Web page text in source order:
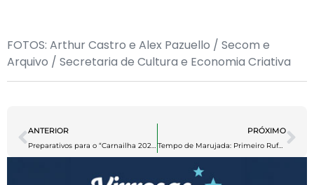
FOTOS: Arthur Castro e Alex Pazuello / Secom e
Arquivo / Secretaria de Cultura e Economia Criativa
ANTERIOR PRÓXIMO
Tempo de Marujada: Primeiro Rufar do Tambor da Temporada Acontecerá em Manaus